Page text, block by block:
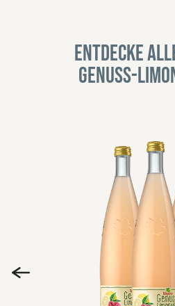
Entdecke
Genuss-